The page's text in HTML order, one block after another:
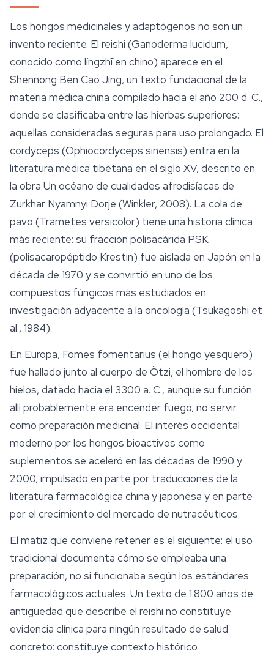
Los hongos medicinales y adaptógenos no son un
invento reciente. El reishi (Ganoderma lucidum,
conocido como língzhīen chino) aparece en el
Shennong Ben Cao Jing, un texto fundacional de la
materia médica china compilado hacia el año 200 d. C.,
donde se clasificaba entre las hierbas superiores:
aquellas consideradas seguras para uso prolongado. El
cordyceps (Ophiocordyceps sinensis) entra en la
literatura médica tibetana en el siglo XV, descrito en
la obra Un océano de cualidades afrodisíacas de
Zurkhar Nyamnyi Dorje (Winkler, 2008). La cola de
pavo (Trametes versicolor) tiene una historia clínica
más reciente: su fracción polisacárida PSK
(polisacaropéptido Krestin) fue aislada en Japón en la
década de 1970 y se convirtió en uno de los
compuestos fúngicos más estudiados en
investigación adyacente a la oncología (Tsukagoshi et
al., 1984).
En Europa, Fomes fomentarius (el hongo yesquero)
fue hallado junto al cuerpo de Ötzi, el hombre de los
hielos, datado hacia el 3300 a. C., aunque su función
allí probablemente era encender fuego, no servir
como preparación medicinal. El interés occidental
moderno por los hongos bioactivos como
suplementos se aceleró en las décadas de 1990 y
2000, impulsado en parte por traducciones de la
literatura farmacológica china y japonesa y en parte
por el crecimiento del mercado de nutracéuticos.
El matiz que conviene retener es el siguiente: el uso
tradicional documenta cómo se empleaba una
preparación, no si funcionaba según los estándares
farmacológicos actuales. Un texto de 1.800 años de
antigüedad que describe el reishi no constituye
evidencia clínica para ningún resultado de salud
concreto: constituye contexto histórico.